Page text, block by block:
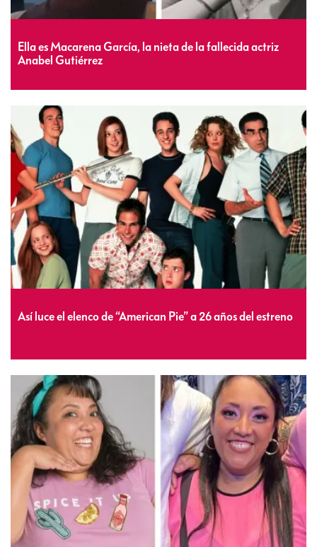
Ella es Macarena García, la nieta de la fallecida actriz
Anabel Gutiérrez
Así luce el elenco de “American Pie” a 26 años del estreno